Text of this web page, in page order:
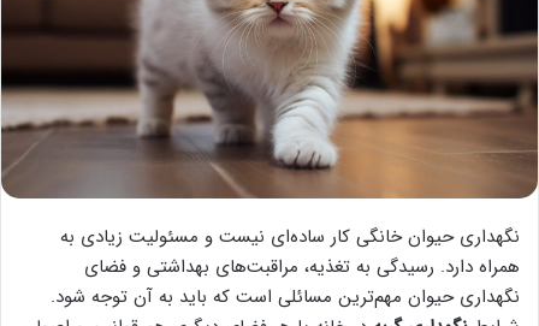
نگهداری حیوان خانگی کار ساده‌ای نیست و مسئولیت زیادی به
همراه دارد. رسیدگی به تغذیه، مراقبت‌های بهداشتی و فضای
نگهداری حیوان مهم‌ترین مسائلی است که باید به آن توجه شود.